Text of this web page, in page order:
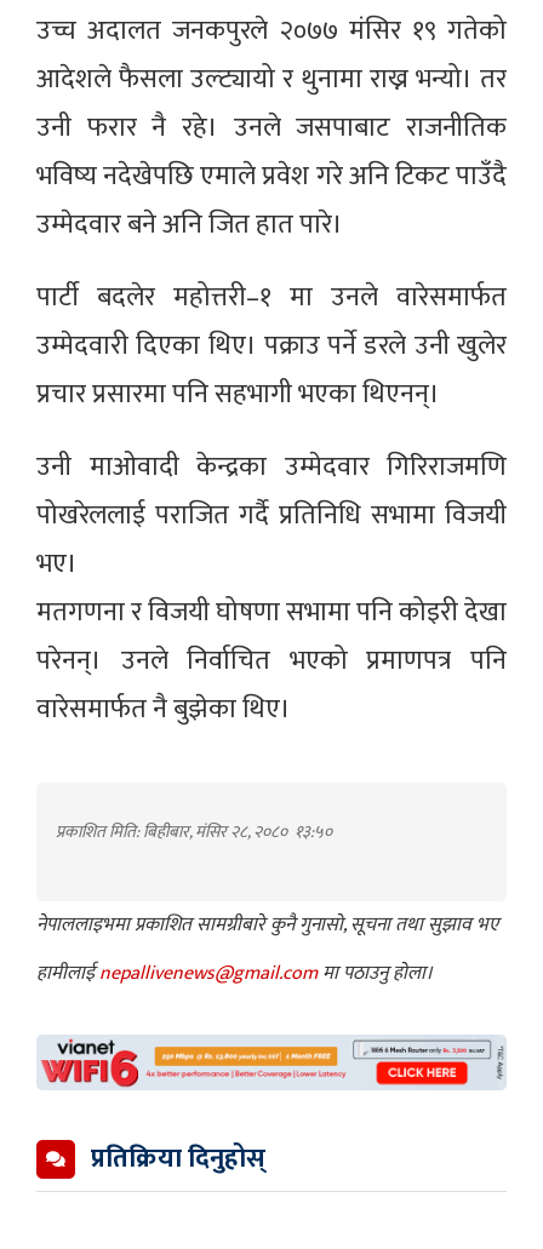
उच्च अदालत जनकपुरले २०७७ मंसिर १९ गतेको
आदेशले फैसला उल्ट्यायो र थुनामा राख्न भन्यो। तर
उनी फरार नै रहे। उनले जसपाबाट राजनीतिक
भविष्य नदेखेपछि एमाले प्रवेश गरे अनि टिकट पाउँदै
उम्मेदवार बने अनि जित हात पारे।
पार्टी बदलेर महोत्तरी–१ मा उनले वारेसमार्फत
उम्मेदवारी दिएका थिए। पक्राउ पर्ने डरले उनी खुलेर
प्रचार प्रसारमा पनि सहभागी भएका थिएनन्।
उनी माओवादी केन्द्रका उम्मेदवार गिरिराजमणि
पोखरेललाई पराजित गर्दै प्रतिनिधि सभामा विजयी
भए।
मतगणना र विजयी घोषणा सभामा पनि कोइरी देखा
परेनन्। उनले निर्वाचित भएको प्रमाणपत्र पनि
वारेसमार्फत नै बुझेका थिए।
प्रकाशित मिति: बिहीबार, मंसिर २८, २०८० १३:५०
नेपाललाइभमा प्रकाशित सामग्रीबारे कुनै गुनासो, सूचना तथा सुझाव भए
हामीलाईnepallivenews@gmail.comमा पठाउनु होला।
प्रतिक्रिया दिनुहोस्